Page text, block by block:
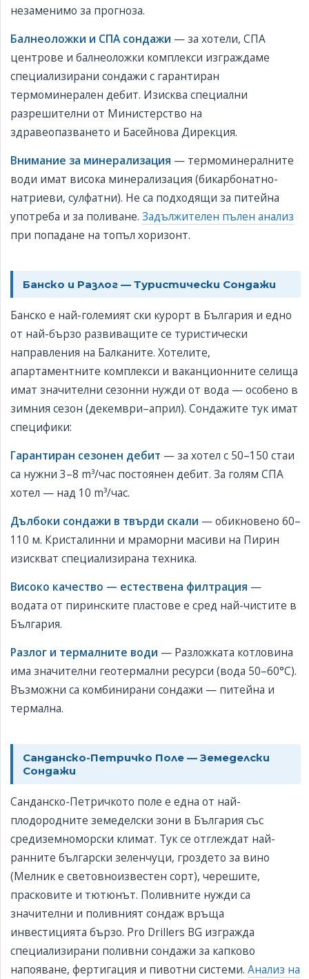
незаменимо за прогноза.
Балнеоложки и СПА сондажи — за хотели, СПА
центрове и балнеоложки комплекси изграждаме
специализирани сондажи с гарантиран
термоминерален дебит. Изисква специални
разрешителни от Министерство на
здравеопазването и Басейнова Дирекция.
Внимание за минерализация — термоминералните
води имат висока минерализация (бикарбонатно-
натриеви, сулфатни). Не са подходящи за питейна
употреба и за поливане. Задължителен пълен анализ
при попадане на топъл хоризонт.
Банско и Разлог — Туристически Сондажи
Банско е най-големият ски курорт в България и едно
от най-бързо развиващите се туристически
направления на Балканите. Хотелите,
апартаментните комплекси и ваканционните селища
имат значителни сезонни нужди от вода — особено в
зимния сезон (декември–април). Сондажите тук имат
специфики:
Гарантиран сезонен дебит — за хотел с 50–150 стаи
са нужни 3–8 m³/час постоянен дебит. За голям СПА
хотел — над 10 m³/час.
Дълбоки сондажи в твърди скали — обикновено 60–
110 м. Кристалинни и мраморни масиви на Пирин
изискват специализирана техника.
Високо качество — естествена филтрация —
водата от пиринските пластове е сред най-чистите в
България.
Разлог и термалните води — Разложката котловина
има значителни геотермални ресурси (вода 50–60°C).
Възможни са комбинирани сондажи — питейна и
термална.
Санданско-Петричко Поле — Земеделски
Сондажи
Санданско-Петричкото поле е една от най-
плодородните земеделски зони в България със
средиземноморски климат. Тук се отглеждат най-
ранните български зеленчуци, гроздето за вино
(Мелник е световноизвестен сорт), черешите,
прасковите и тютюнът. Поливните нужди са
значителни и поливният сондаж връща
инвестицията бързо. Pro Drillers BG изгражда
специализирани поливни сондажи за капково
напояване, фертигация и пивотни системи. Анализ на